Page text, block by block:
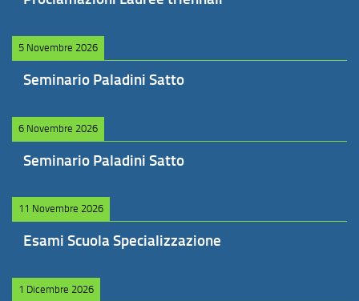
5 Novembre 2026
Seminario Paladini Satto
6 Novembre 2026
Seminario Paladini Satto
11 Novembre 2026
Esami Scuola Specializzazione
1 Dicembre 2026